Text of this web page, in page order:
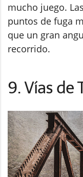
mucho juego.
puntos de fuga
que un gran
recorrido.
9. Vías de